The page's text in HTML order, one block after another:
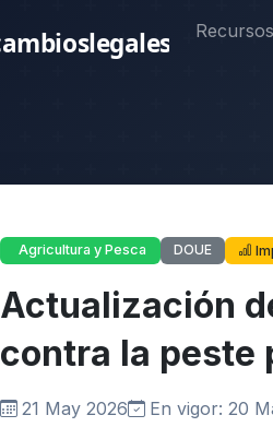
Recursos
Agricultura y Pesca DOUE
Actualización
contra la peste
21 May 2026 En vigor: 20